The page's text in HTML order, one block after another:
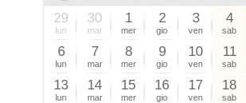
29
lun
30
mar
1
mer
2
gio
3
ven
4
sab
6
lun
7
mar
8
mer
9
gio
10
ven
11
sab
13
lun
14
mar
15
mer
16
gio
17
ven
18
sab